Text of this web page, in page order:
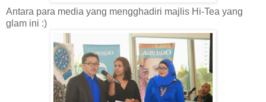
Antara para media yang mengghadiri majlis Hi-Tea yang
glam ini :)